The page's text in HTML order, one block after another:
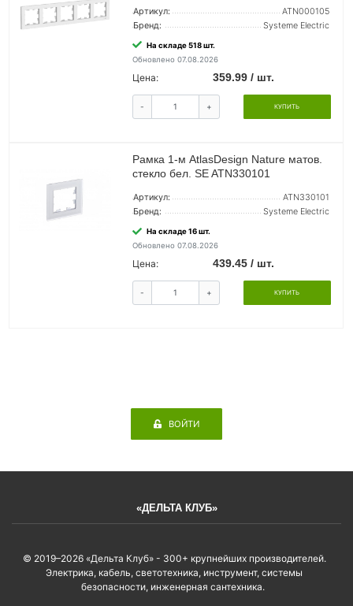
Артикул:
ATN000105
Бренд:
Systeme Electric
На складе 518 шт.
Обновлено 07.08.2026
Цена: 359.99 / шт.
- + КУПИТЬ
Рамка 1-м AtlasDesign Nature матов.
стекло бел. SE ATN330101
Артикул:
ATN330101
Бренд:
Systeme Electric
На складе 16 шт.
Обновлено 07.08.2026
Цена: 439.45 / шт.
- + КУПИТЬ
ВОЙТИ
«ДЕЛЬТА КЛУБ»
© 2019–2026 «Дельта Клуб» - 300+ крупнейших производителей.
Электрика, кабель, светотехника, инструмент, системы
безопасности, инженерная сантехника.